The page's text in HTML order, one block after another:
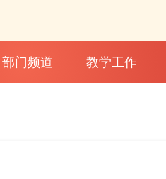
部门频道 教学工作